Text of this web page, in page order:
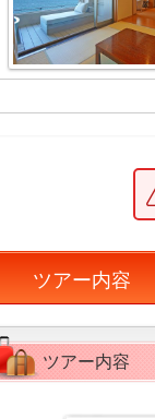
ツアー内容
ツアー内容